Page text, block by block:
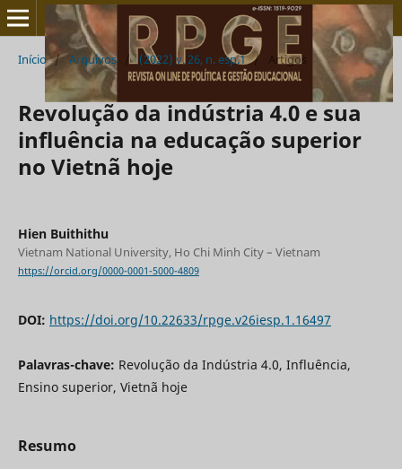
Início / Arquivos / (2022) v. 26, n. esp.1 / Artigos
Revolução da indústria 4.0 e sua
influência na educação superior
no Vietnã hoje
Hien Buithithu
Vietnam National University, Ho Chi Minh City – Vietnam
https://orcid.org/0000-0001-5000-4809
DOI: https://doi.org/10.22633/rpge.v26iesp.1.16497
Palavras-chave: Revolução da Indústria 4.0, Influência,
Ensino superior, Vietnã hoje
Resumo